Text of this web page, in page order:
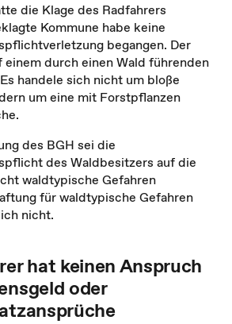
die Klage des Radfahrers
Kommune habe keine
begangen. Der
einem durch einen Wald führenden
handele sich nicht um bloße
um eine mit Forstpflanzen
des BGH sei die
des Waldbesitzers auf die
waldtypische Gefahren
für waldtypische Gefahren
nicht.
hat keinen Anspruch
oder